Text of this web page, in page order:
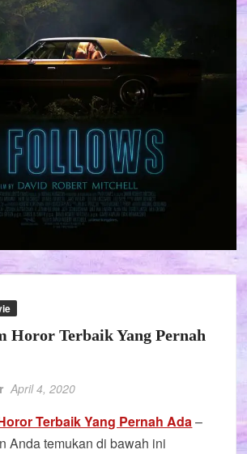
Horor Terbaik Yang Pernah
April 4, 2020
Terbaik Yang Pernah Ada–
Anda temukan di bawah ini